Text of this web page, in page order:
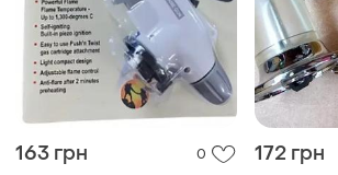
163 грн 0 172 грн